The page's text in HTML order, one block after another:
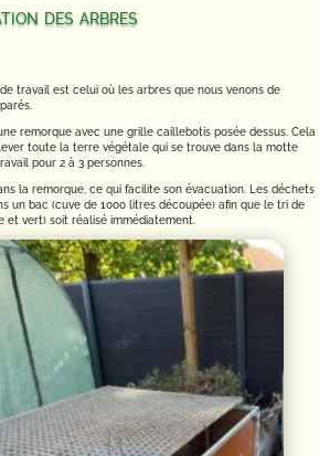
des arbres
de travail est celui où les arbres que nous venons de
remorque avec une grille caillebotis posée dessus. Cela
toute la terre végétale qui se trouve dans la motte
pour 2 à 3 personnes.
la remorque, ce qui facilite son évacuation. Les déchets
un bac (cuve de 1000 litres découpée) afin que le tri de
et vert) soit réalisé immédiatement.